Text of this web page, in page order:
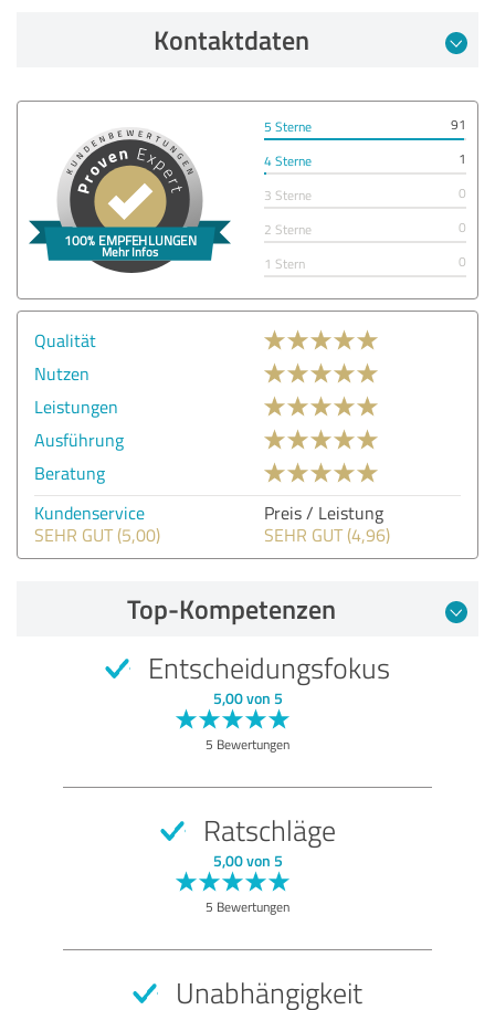
Kontaktdaten
5 Sterne
91
4 Sterne
1
3 Sterne
0
2 Sterne
0
1 Stern
0
Qualität
Nutzen
Leistungen
Ausführung
Beratung
Kundenservice
SEHR GUT (5,00)
Preis / Leistung
SEHR GUT (4,96)
Top-Kompetenzen
Entscheidungsfokus
5,00 von 5
5 Bewertungen
Ratschläge
5,00 von 5
5 Bewertungen
Unabhängigkeit